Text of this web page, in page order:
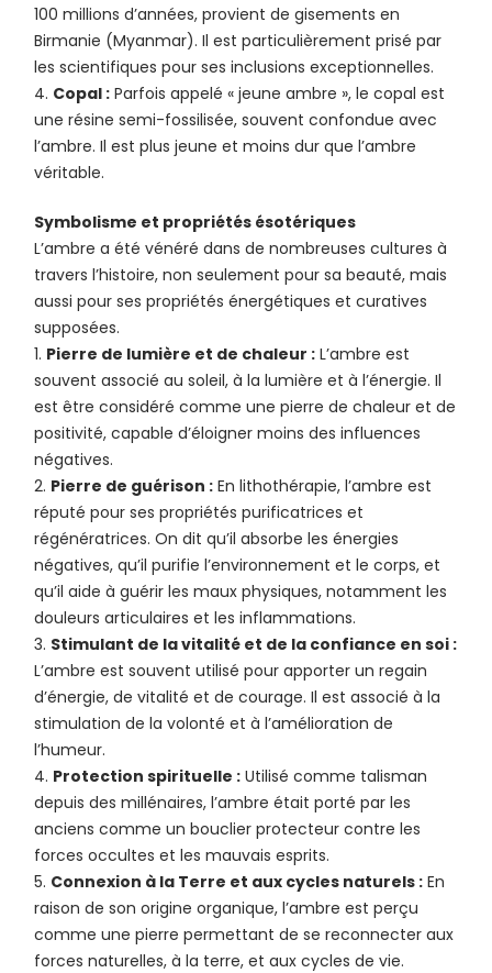
100 millions d’années, provient de gisements en
Birmanie (Myanmar). Il est particulièrement prisé par
les scientifiques pour ses inclusions exceptionnelles.
Copal : Parfois appelé « jeune ambre », le copal est
une résine semi-fossilisée, souvent confondue avec
l’ambre. Il est plus jeune et moins dur que l’ambre
véritable.
Symbolisme et propriétés ésotériques
L’ambre a été vénéré dans de nombreuses cultures à
travers l’histoire, non seulement pour sa beauté, mais
aussi pour ses propriétés énergétiques et curatives
supposées.
Pierre de lumière et de chaleur : L’ambre est
souvent associé au soleil, à la lumière et à l’énergie. Il
est être considéré comme une pierre de chaleur et de
positivité, capable d’éloigner moins des influences
négatives.
Pierre de guérison : En lithothérapie, l’ambre est
réputé pour ses propriétés purificatrices et
régénératrices. On dit qu’il absorbe les énergies
négatives, qu’il purifie l’environnement et le corps, et
qu’il aide à guérir les maux physiques, notamment les
douleurs articulaires et les inflammations.
Stimulant de la vitalité et de la confiance en soi :
L’ambre est souvent utilisé pour apporter un regain
d’énergie, de vitalité et de courage. Il est associé à la
stimulation de la volonté et à l’amélioration de
l’humeur.
Protection spirituelle : Utilisé comme talisman
depuis des millénaires, l’ambre était porté par les
anciens comme un bouclier protecteur contre les
forces occultes et les mauvais esprits.
Connexion à la Terre et aux cycles naturels : En
raison de son origine organique, l’ambre est perçu
comme une pierre permettant de se reconnecter aux
forces naturelles, à la terre, et aux cycles de vie.